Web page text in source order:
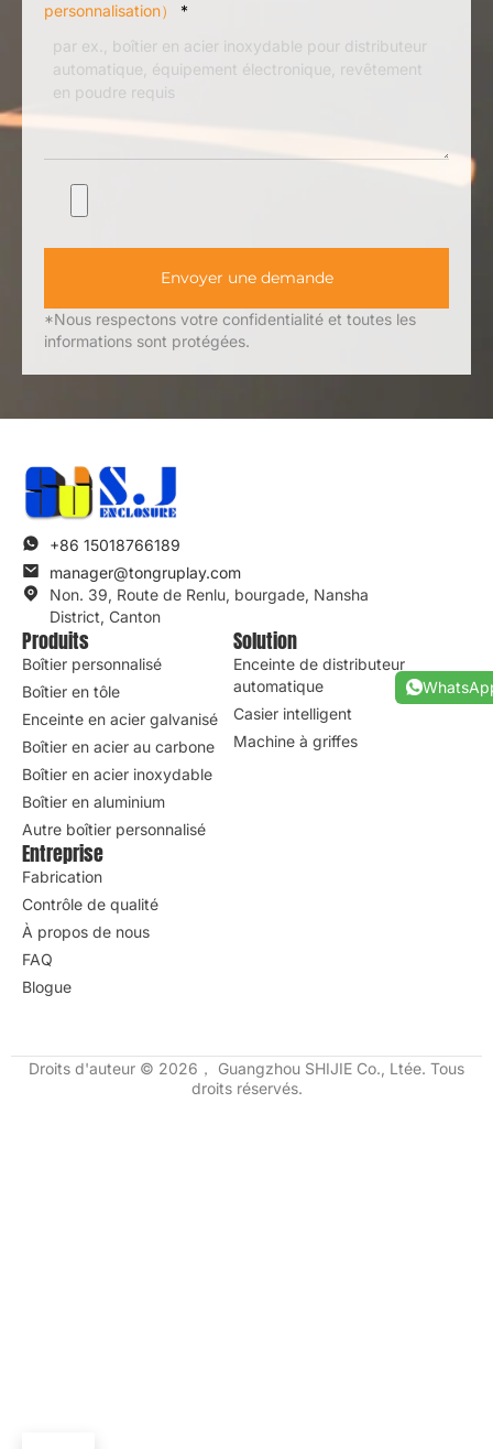
personnalisation）
*
Envoyer une demande
*Nous respectons votre confidentialité et toutes les
informations sont protégées.
+86 15018766189
manager@tongruplay.com
Non. 39, Route de Renlu, bourgade, Nansha
District, Canton
Produits
Boîtier personnalisé
Boîtier en tôle
Enceinte en acier galvanisé
Boîtier en acier au carbone
Boîtier en acier inoxydable
Boîtier en aluminium
Autre boîtier personnalisé
Solution
Enceinte de distributeur
automatique
Casier intelligent
Machine à griffes
Entreprise
Fabrication
Contrôle de qualité
À propos de nous
FAQ
Blogue
Droits d'auteur © 2026， Guangzhou SHIJIE Co., Ltée. Tous
droits réservés.